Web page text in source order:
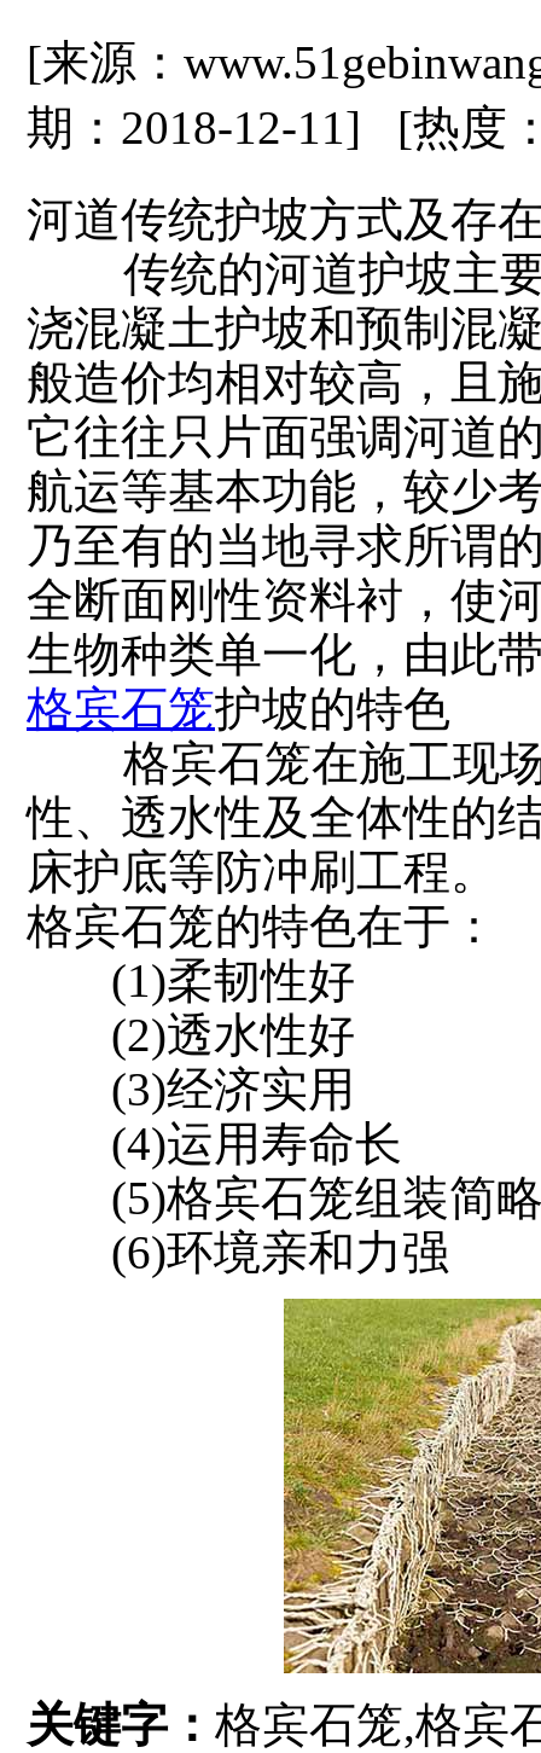
[来源：
期：2018-12-11] [热度
河道传统护坡方式及存
传统的河道护坡主要
浇混凝土护坡和预制混
般造价均相对较高，且
它往往只片面强调河道
航运等基本功能，较少
乃至有的当地寻求所谓
全断面刚性资料衬，使
生物种类单一化，由此
格宾石笼护坡的特色
格宾石笼在施工现场
性、透水性及全体性的
床护底等防冲刷工程。
格宾石笼的特色在于：
(1)柔韧性好
(2)透水性好
(3)经济实用
(4)运用寿命长
(5)格宾石笼组装简略
(6)环境亲和力强
关键字： 格宾石笼,格宾